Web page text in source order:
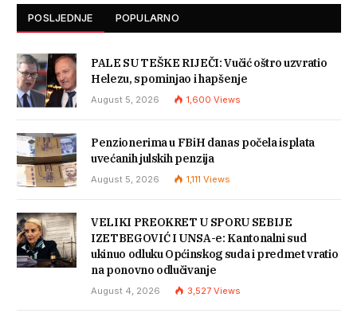
POSLJEDNJE POPULARNO
PALE SU TEŠKE RIJEČI: Vučić oštro uzvratio
Helezu, spominjao i hapšenje
August 5, 2026 1,600 Views
Penzionerima u FBiH danas počela isplata
uvećanih julskih penzija
August 5, 2026 1,111 Views
VELIKI PREOKRET U SPORU SEBIJE
IZETBEGOVIĆ I UNSA-e: Kantonalni sud
ukinuo odluku Općinskog suda i predmet vratio
na ponovno odlučivanje
August 4, 2026 3,527 Views